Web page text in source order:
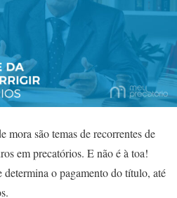
mora são temas de recorrentes de
em precatórios. E não é à toa!
o pagamento do título, até